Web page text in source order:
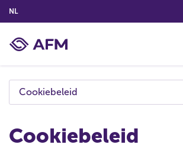
NL(NEDERLANDS (NEDERLAND))
Cookiebeleid
Cookiebeleid